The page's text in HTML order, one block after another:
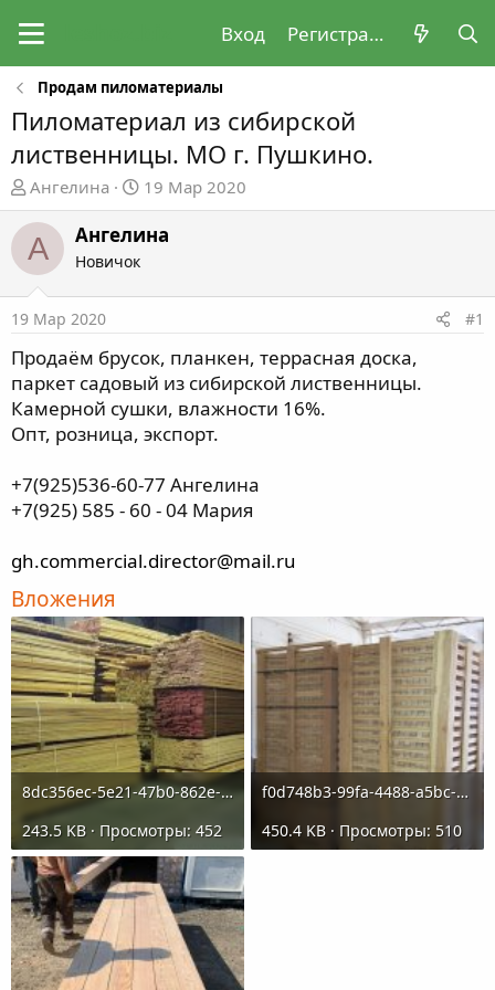
Вход Регистрация
Продам пиломатериалы
Пиломатериал из сибирской
лиственницы. МО г. Пушкино.
А
в
о
р
е
ы
Ангелина
Д
а
т
а
л
а
19 Мар 2020
А Ангелина
Новичок
19 Мар 2020 #1
Продаём брусок, планкен, террасная доска,
паркет садовый из сибирской лиственницы.
Камерной сушки, влажности 16%.
Опт, розница, экспорт.
+7(925)536-60-77 Ангелина
+7(925) 585 - 60 - 04 Мария
gh.commercial.director@mail.ru
Вложения
8dc356ec-5e21-47b0-862e-220ac12a8052.jpeg
243.5 KB · Просмотры: 452
f0d748b3-99fa-4488-a5bc-e65524bdcc98.jpeg
450.4 KB · Просмотры: 510